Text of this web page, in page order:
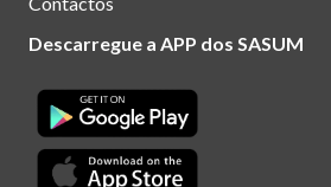
Descarregue a APP dos SASUM